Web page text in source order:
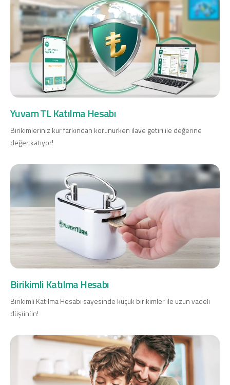
Yuvam TL Katılma Hesabı
Birikimleriniz kur farkından korunurken ilave getiri ile değerine
değer katıyor!
Birikimli Katılma Hesabı
Birikimli Katılma Hesabı sayesinde küçük birikimler ile uzun vadeli
düşünün!